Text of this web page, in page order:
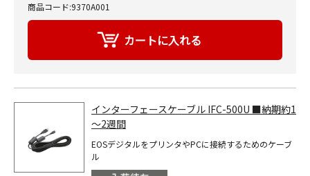
商品コード:9370A001
インターフェースケーブル IFC-500U ■納期約1
～2週間
EOSデジタルをプリンタやPCに接続するためのケーブ
ル